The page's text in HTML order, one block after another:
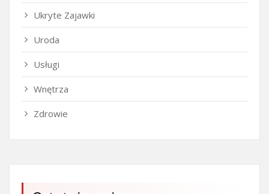
Ukryte Zajawki
Uroda
Usługi
Wnętrza
Zdrowie